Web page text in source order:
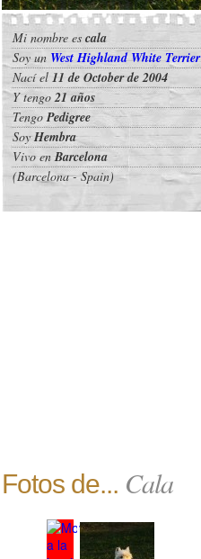
Mi nombre es cala
Soy un West Highland White Terrier
Nací el 11 de October de 2004
Y tengo21 años
TengoPedigree
SoyHembra
Vivo enBarcelona
(Barcelona - Spain)
Fotos de... Cala